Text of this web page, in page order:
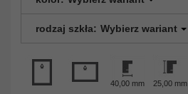
rodzaj szkła: Wybierz wariant
40,00 mm 25,00 mm